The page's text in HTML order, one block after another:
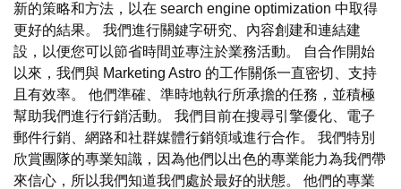
新的策略和方法，以在 search engine optimization 中取得
更好的結果。 我們進行關鍵字研究、內容創建和連結建
設，以便您可以節省時間並專注於業務活動。 自合作開始
以來，我們與 Marketing Astro 的工作關係一直密切、支持
且有效率。 他們準確、準時地執行所承擔的任務，並積極
幫助我們進行行銷活動。 我們目前在搜尋引擎優化、電子
郵件行銷、網路和社群媒體行銷領域進行合作。 我們特別
欣賞團隊的專業知識，因為他們以出色的專業能力為我們帶
來信心，所以我們知道我們處於最好的狀態。 他們的專業